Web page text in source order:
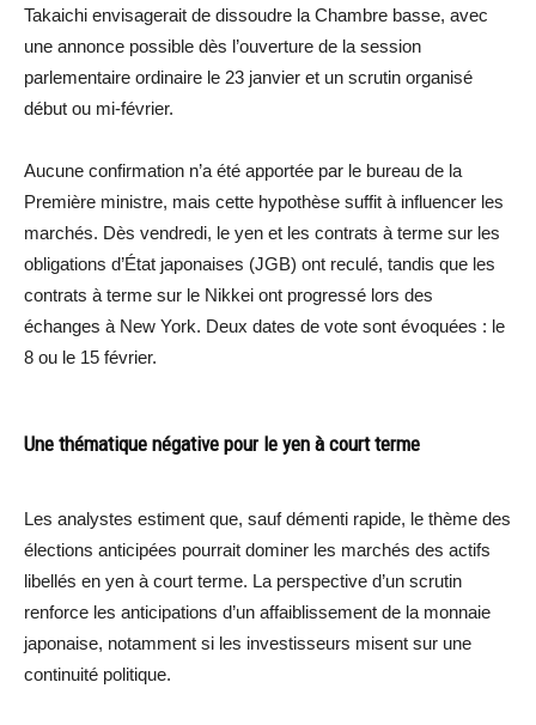
Takaichi envisagerait de dissoudre la Chambre basse, avec
une annonce possible dès l’ouverture de la session
parlementaire ordinaire le 23 janvier et un scrutin organisé
début ou mi-février.
Aucune confirmation n’a été apportée par le bureau de la
Première ministre, mais cette hypothèse suffit à influencer les
marchés. Dès vendredi, le yen et les contrats à terme sur les
obligations d’État japonaises (JGB) ont reculé, tandis que les
contrats à terme sur le Nikkei ont progressé lors des
échanges à New York. Deux dates de vote sont évoquées : le
8 ou le 15 février.
Une thématique négative pour le yen à court terme
Les analystes estiment que, sauf démenti rapide, le thème des
élections anticipées pourrait dominer les marchés des actifs
libellés en yen à court terme. La perspective d’un scrutin
renforce les anticipations d’un affaiblissement de la monnaie
japonaise, notamment si les investisseurs misent sur une
continuité politique.